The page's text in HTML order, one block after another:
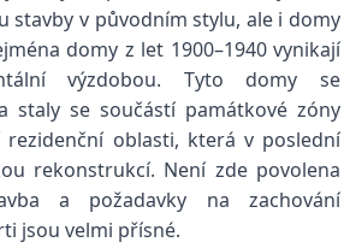
stavby v původním stylu, ale i domy
domy z let 1900–1940 vynikají
výzdobou. Tyto domy se
staly se součástí památkové zóny
rezidenční oblasti, která v poslední
rekonstrukcí. Není zde povolena
a požadavky na zachování
jsou velmi přísné.